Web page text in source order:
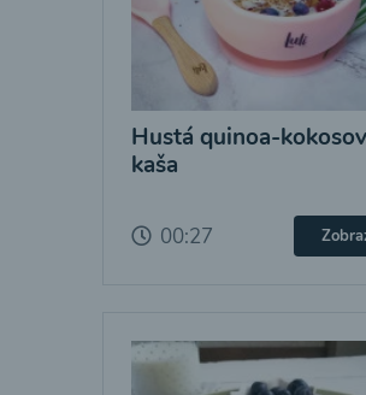
Hustá quinoa-
kaša
00:27